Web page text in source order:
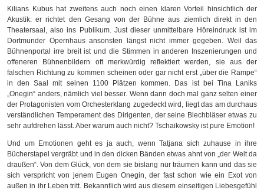
Kilians Kubus hat zweitens auch noch einen klaren Vorteil hinsichtlich der
Akustik: er richtet den Gesang von der Bühne aus ziemlich direkt in den
Theatersaal, also ins Publikum. Just dieser unmittelbare Höreindruck ist im
Dortmunder Opernhaus ansonsten längst nicht immer gegeben. Weil das
Bühnenportal irre breit ist und die Stimmen in anderen Inszenierungen und
offeneren Bühnenbildern oft merkwürdig reflektiert werden, sie aus der
falschen Richtung zu kommen scheinen oder gar nicht erst „über die Rampe“
in den Saal mit seinen 1100 Plätzen kommen. Das ist bei Tina Laniks
„Onegin“ anders, nämlich viel besser. Wenn dann doch mal ganz selten einer
der Protagonisten vom Orchesterklang zugedeckt wird, liegt das am durchaus
verständlichen Temperament des Dirigenten, der seine Blechbläser etwas zu
sehr aufdrehen lässt. Aber warum auch nicht? Tschaikowsky ist pure Emotion!
Und um Emotionen geht es ja auch, wenn Tatjana sich zuhause in ihre
Bücherstapel vergräbt und in den dicken Bänden etwas ahnt von „der Welt da
draußen“. Von dem Glück, von dem sie bislang nur träumen kann und das sie
sich verspricht von jenem Eugen Onegin, der fast schon wie ein Exot von
außen in ihr Leben tritt. Bekanntlich wird aus diesem einseitigen Liebesgefühl